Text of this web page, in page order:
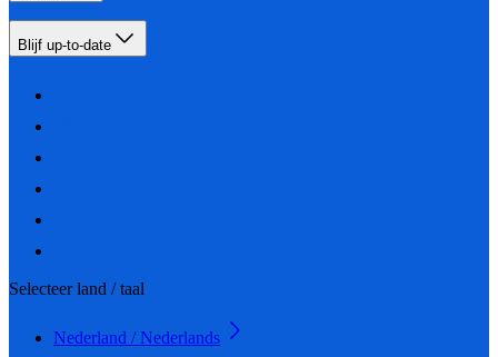
Blijf up-to-date
Selecteer land / taal
Nederland / Nederlands